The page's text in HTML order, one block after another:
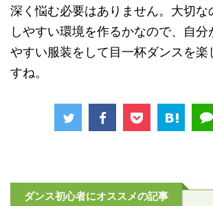
深く悩む必要はありません。大切な
しやすい環境を作るかなので、自分
やすい服装をして目一杯ダンスを楽
すね。
ダンス初心者にオススメの記事